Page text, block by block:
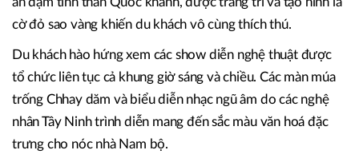
cờ đỏ sao vàng khiến du khách vô cùng thích thú.
Du khách hào hứng xem các show diễn nghệ thuật được
tổ chức liên tục cả khung giờ sáng và chiều. Các màn múa
trống Chhay dăm và biểu diễn nhạc ngũ âm do các nghệ
nhân Tây Ninh trình diễn mang đến sắc màu văn hoá đặc
trưng cho nóc nhà Nam bộ.